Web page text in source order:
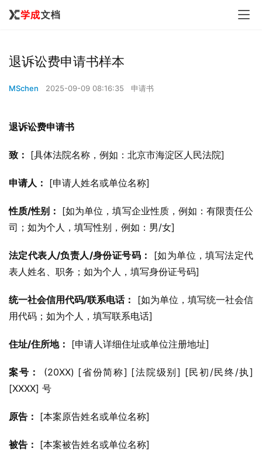
退诉讼费申请书样本
MSchen 2025-09-09 08:16:35 申请书
退诉讼费申请书
致： [具体法院名称，例如：北京市海淀区人民法院]
申请人： [申请人姓名或单位名称]
性质/性别： [如为单位，填写企业性质，例如：有限责任公
司；如为个人，填写性别，例如：男/女]
法定代表人/负责人/身份证号码：
[如为单位，填写法定代
表人姓名、职务；如为个人，填写身份证号码]
统一社会信用代码/联系电话：
[如为单位，填写统一社会信
用代码；如为个人，填写联系电话]
住址/住所地： [申请人详细住址或单位注册地址]
案号：
(20XX) [省份简称] [法院级别] [民初/民终/执]
[XXXX] 号
原告： [本案原告姓名或单位名称]
被告： [本案被告姓名或单位名称]